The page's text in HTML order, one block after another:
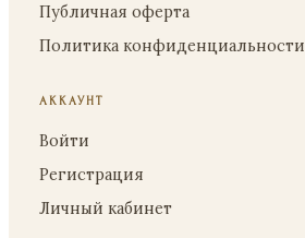
Публичная оферта
Политика конфиденциальности
АККАУНТ
Войти
Регистрация
Личный кабинет